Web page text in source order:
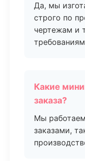
Да, мы
строго по
чертежам и
Какие
заказа?
Мы
заказами,